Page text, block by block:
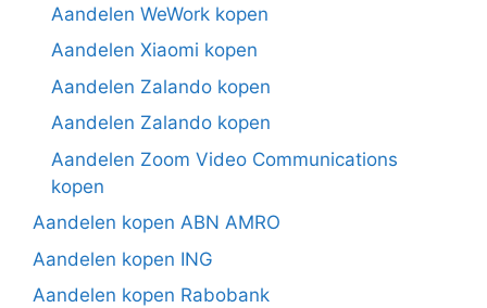
Aandelen WeWork kopen
Aandelen Xiaomi kopen
Aandelen Zalando kopen
Aandelen Zalando kopen
Aandelen Zoom Video Communications
kopen
Aandelen kopen ABN AMRO
Aandelen kopen ING
Aandelen kopen Rabobank